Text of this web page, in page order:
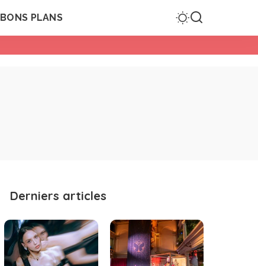
BONS PLANS
Derniers articles